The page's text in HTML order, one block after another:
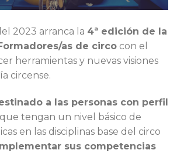
2023 arranca la 4ª edición de la
as de circo con el
herramientas y nuevas visiones
circense.
a las personas con perfil
que tengan un nivel básico de
en las disciplinas base del circo
sus competencias